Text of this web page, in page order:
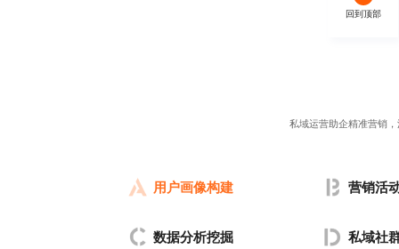
私域运营助企精准营销
用户画像构建 营销活
数据分析挖掘 私域社
回到顶部